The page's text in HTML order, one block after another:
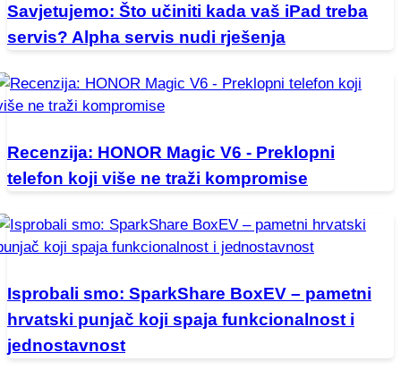
Savjetujemo: Što učiniti kada vaš iPad treba
servis? Alpha servis nudi rješenja
Recenzija: HONOR Magic V6 - Preklopni
telefon koji više ne traži kompromise
Isprobali smo: SparkShare BoxEV – pametni
hrvatski punjač koji spaja funkcionalnost i
jednostavnost